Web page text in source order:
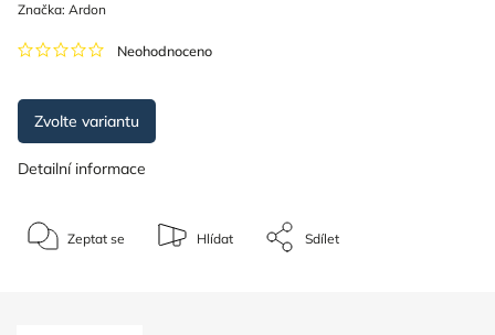
Neohodnoceno
Značka: Ardon
Zvolte variantu
Detailní informace
Zeptat se Hlídat Sdílet